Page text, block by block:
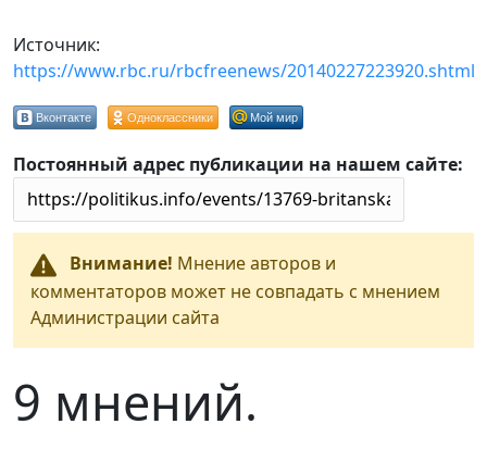
Источник:
https://www.rbc.ru/rbcfreenews/20140227223920.shtml
Вконтакте Одноклассники Мой мир
Постоянный адрес публикации на нашем сайте:
Внимание! Мнение авторов и
комментаторов может не совпадать с мнением
Администрации сайта
9 мнений.